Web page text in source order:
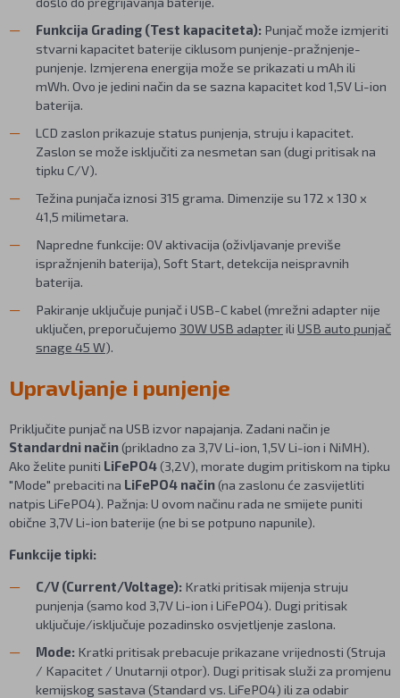
Funkcija Grading (Test kapaciteta): Punjač može izmjeriti
stvarni kapacitet baterije ciklusom punjenje-pražnjenje-
punjenje. Izmjerena energija može se prikazati u mAh ili
mWh. Ovo je jedini način da se sazna kapacitet kod 1,5V Li-ion
baterija.
LCD zaslon prikazuje status punjenja, struju i kapacitet.
Zaslon se može isključiti za nesmetan san (dugi pritisak na
tipku C/V).
Težina punjača iznosi 315 grama. Dimenzije su 172 x 130 x
41,5 milimetara.
Napredne funkcije: 0V aktivacija (oživljavanje previše
ispražnjenih baterija), Soft Start, detekcija neispravnih
baterija.
Pakiranje uključuje punjač i USB-C kabel (mrežni adapter nije
uključen, preporučujemo 30W USB adapterili USB auto punjač
snage 45 W).
Upravljanje i punjenje
Priključite punjač na USB izvor napajanja. Zadani način je
Standardni način(prikladno za 3,7V Li-ion, 1,5V Li-ion i NiMH).
Ako želite puniti LiFePO4(3,2V), morate dugim pritiskom na tipku
"Mode" prebaciti na LiFePO4 način(na zaslonu će zasvijetliti
natpis LiFePO4). Pažnja: U ovom načinu rada ne smijete puniti
obične 3,7V Li-ion baterije (ne bi se potpuno napunile).
Funkcije tipki:
C/V (Current/Voltage): Kratki pritisak mijenja struju
punjenja (samo kod 3,7V Li-ion i LiFePO4). Dugi pritisak
uključuje/isključuje pozadinsko osvjetljenje zaslona.
Mode: Kratki pritisak prebacuje prikazane vrijednosti (Struja
/ Kapacitet / Unutarnji otpor). Dugi pritisak služi za promjenu
kemijskog sastava (Standard vs. LiFePO4) ili za odabir